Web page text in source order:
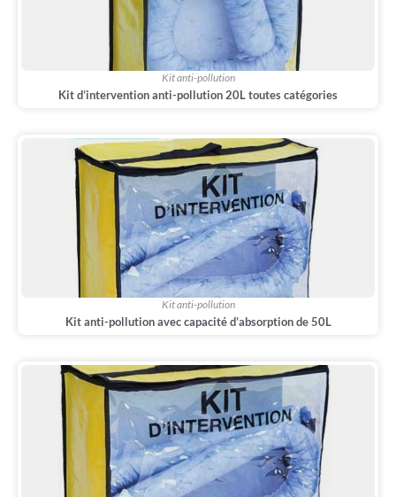
Kit anti-pollution
Kit d’intervention anti-pollution 20L toutes catégories
Kit anti-pollution
Kit anti-pollution avec capacité d’absorption de 50L